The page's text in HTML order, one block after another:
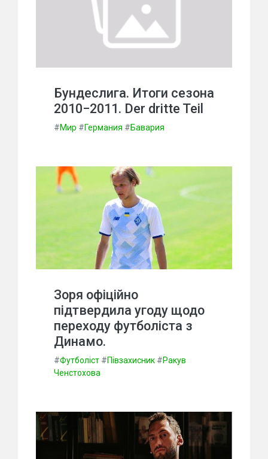
Бундеслига. Итоги сезона
2010−2011. Der dritte Teil
#Мир #Германия #Бавария
Зоря офіційно
підтвердила угоду щодо
переходу футболіста з
Динамо.
#Футболіст #Півзахисник #Ракув
Ченстохова